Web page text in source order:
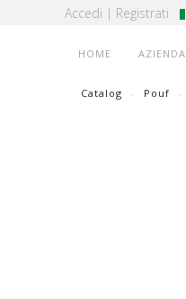
Accedi | Registrati
HOME AZIENDA
Catalog Pouf